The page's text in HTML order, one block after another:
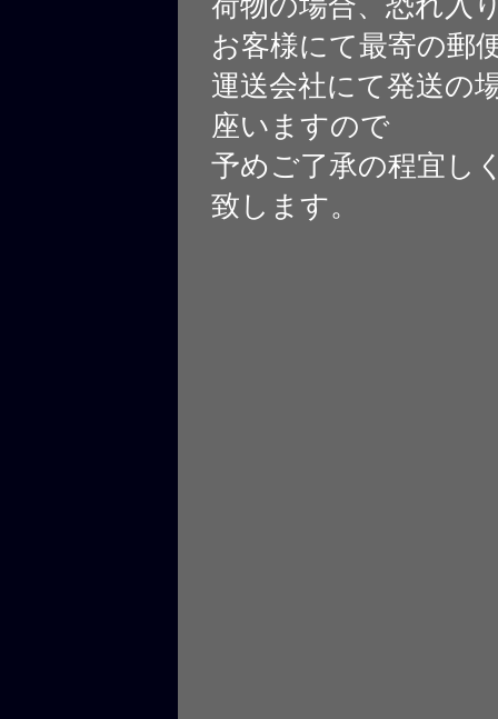
お客様にて最寄の郵
運送会社にて発送の
座いますので
予めご了承の程宜し
致します。